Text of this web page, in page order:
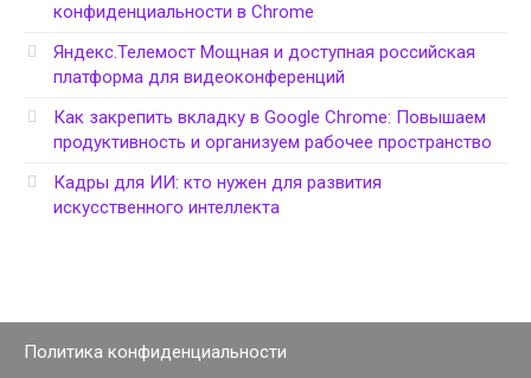
конфиденциальности в Chrome
Яндекс.Телемост Мощная и доступная российская
платформа для видеоконференций
Как закрепить вкладку в Google Chrome: Повышаем
продуктивность и организуем рабочее пространство
Кадры для ИИ: кто нужен для развития
искусственного интеллекта
Политика конфиденциальности